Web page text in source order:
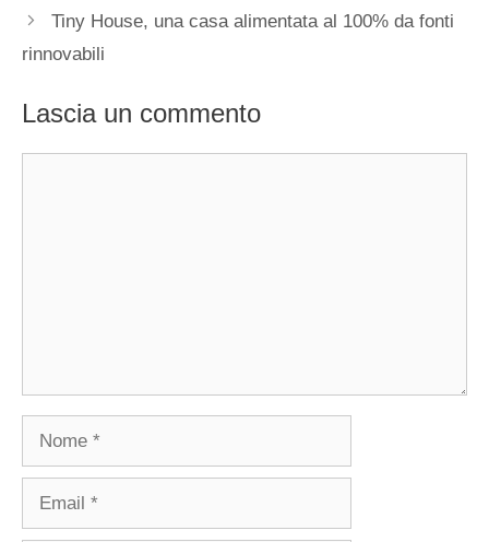
Tiny House, una casa alimentata al 100% da fonti
rinnovabili
Lascia un commento
Nome
Email